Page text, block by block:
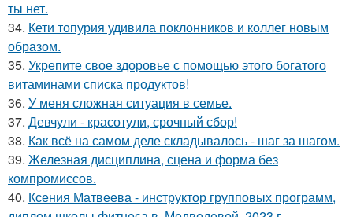
ты нет.
34. Кети топурия удивила поклонников и коллег новым
образом.
35. Укрепите свое здоровье с помощью этого богатого
витаминами списка продуктов!
36. У меня сложная ситуация в семье.
37. Девчули - красотули, срочный сбор!
38. Как всё на самом деле складывалось - шаг за шагом.
39. Железная дисциплина, сцена и форма без
компромиссов.
40. Ксения Матвеева - инструктор групповых программ,